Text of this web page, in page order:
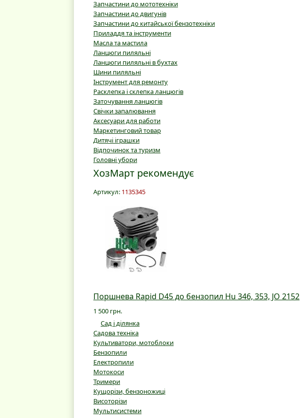
Запчастини до мототехніки
Запчастини до двигунів
Запчастини до китайської бензотехніки
Приладдя та інструменти
Масла та мастила
Ланцюги пиляльні
Ланцюги пиляльні в бухтах
Шини пиляльні
Інструмент для ремонту
Расклепка і склепка ланцюгів
Заточування ланцюгів
Свічки запалювання
Аксесуари для работи
Маркетинговий товар
Дитячі іграшки
Відпочинок та туризм
Головні убори
ХозМарт рекомендує
Артикул: 1135345
Поршнева Rapid D45 до бензопил Hu 346, 353, JO 2152
1 500 грн.
Сад і ділянка
Садова техніка
Культиватори, мотоблоки
Бензопили
Електропили
Мотокоси
Тримери
Кущорізи, бензоножиці
Висоторізи
Мультисистеми